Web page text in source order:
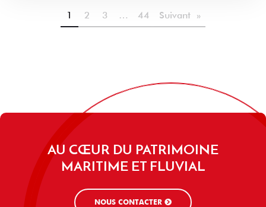
1 2 3 … 44 Suivant »
AU CŒUR DU PATRIMOINE
MARITIME ET FLUVIAL
NOUS CONTACTER